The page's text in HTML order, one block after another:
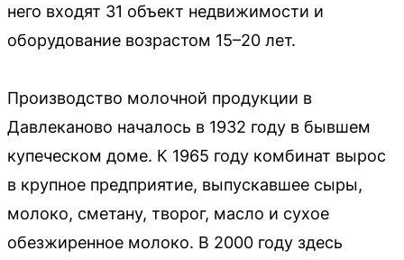
него входят 31 объект недвижимости и
оборудование возрастом 15–20 лет.
Производство молочной продукции в
Давлеканово началось в 1932 году в бывшем
купеческом доме. К 1965 году комбинат вырос
в крупное предприятие, выпускавшее сыры,
молоко, сметану, творог, масло и сухое
обезжиренное молоко. В 2000 году здесь